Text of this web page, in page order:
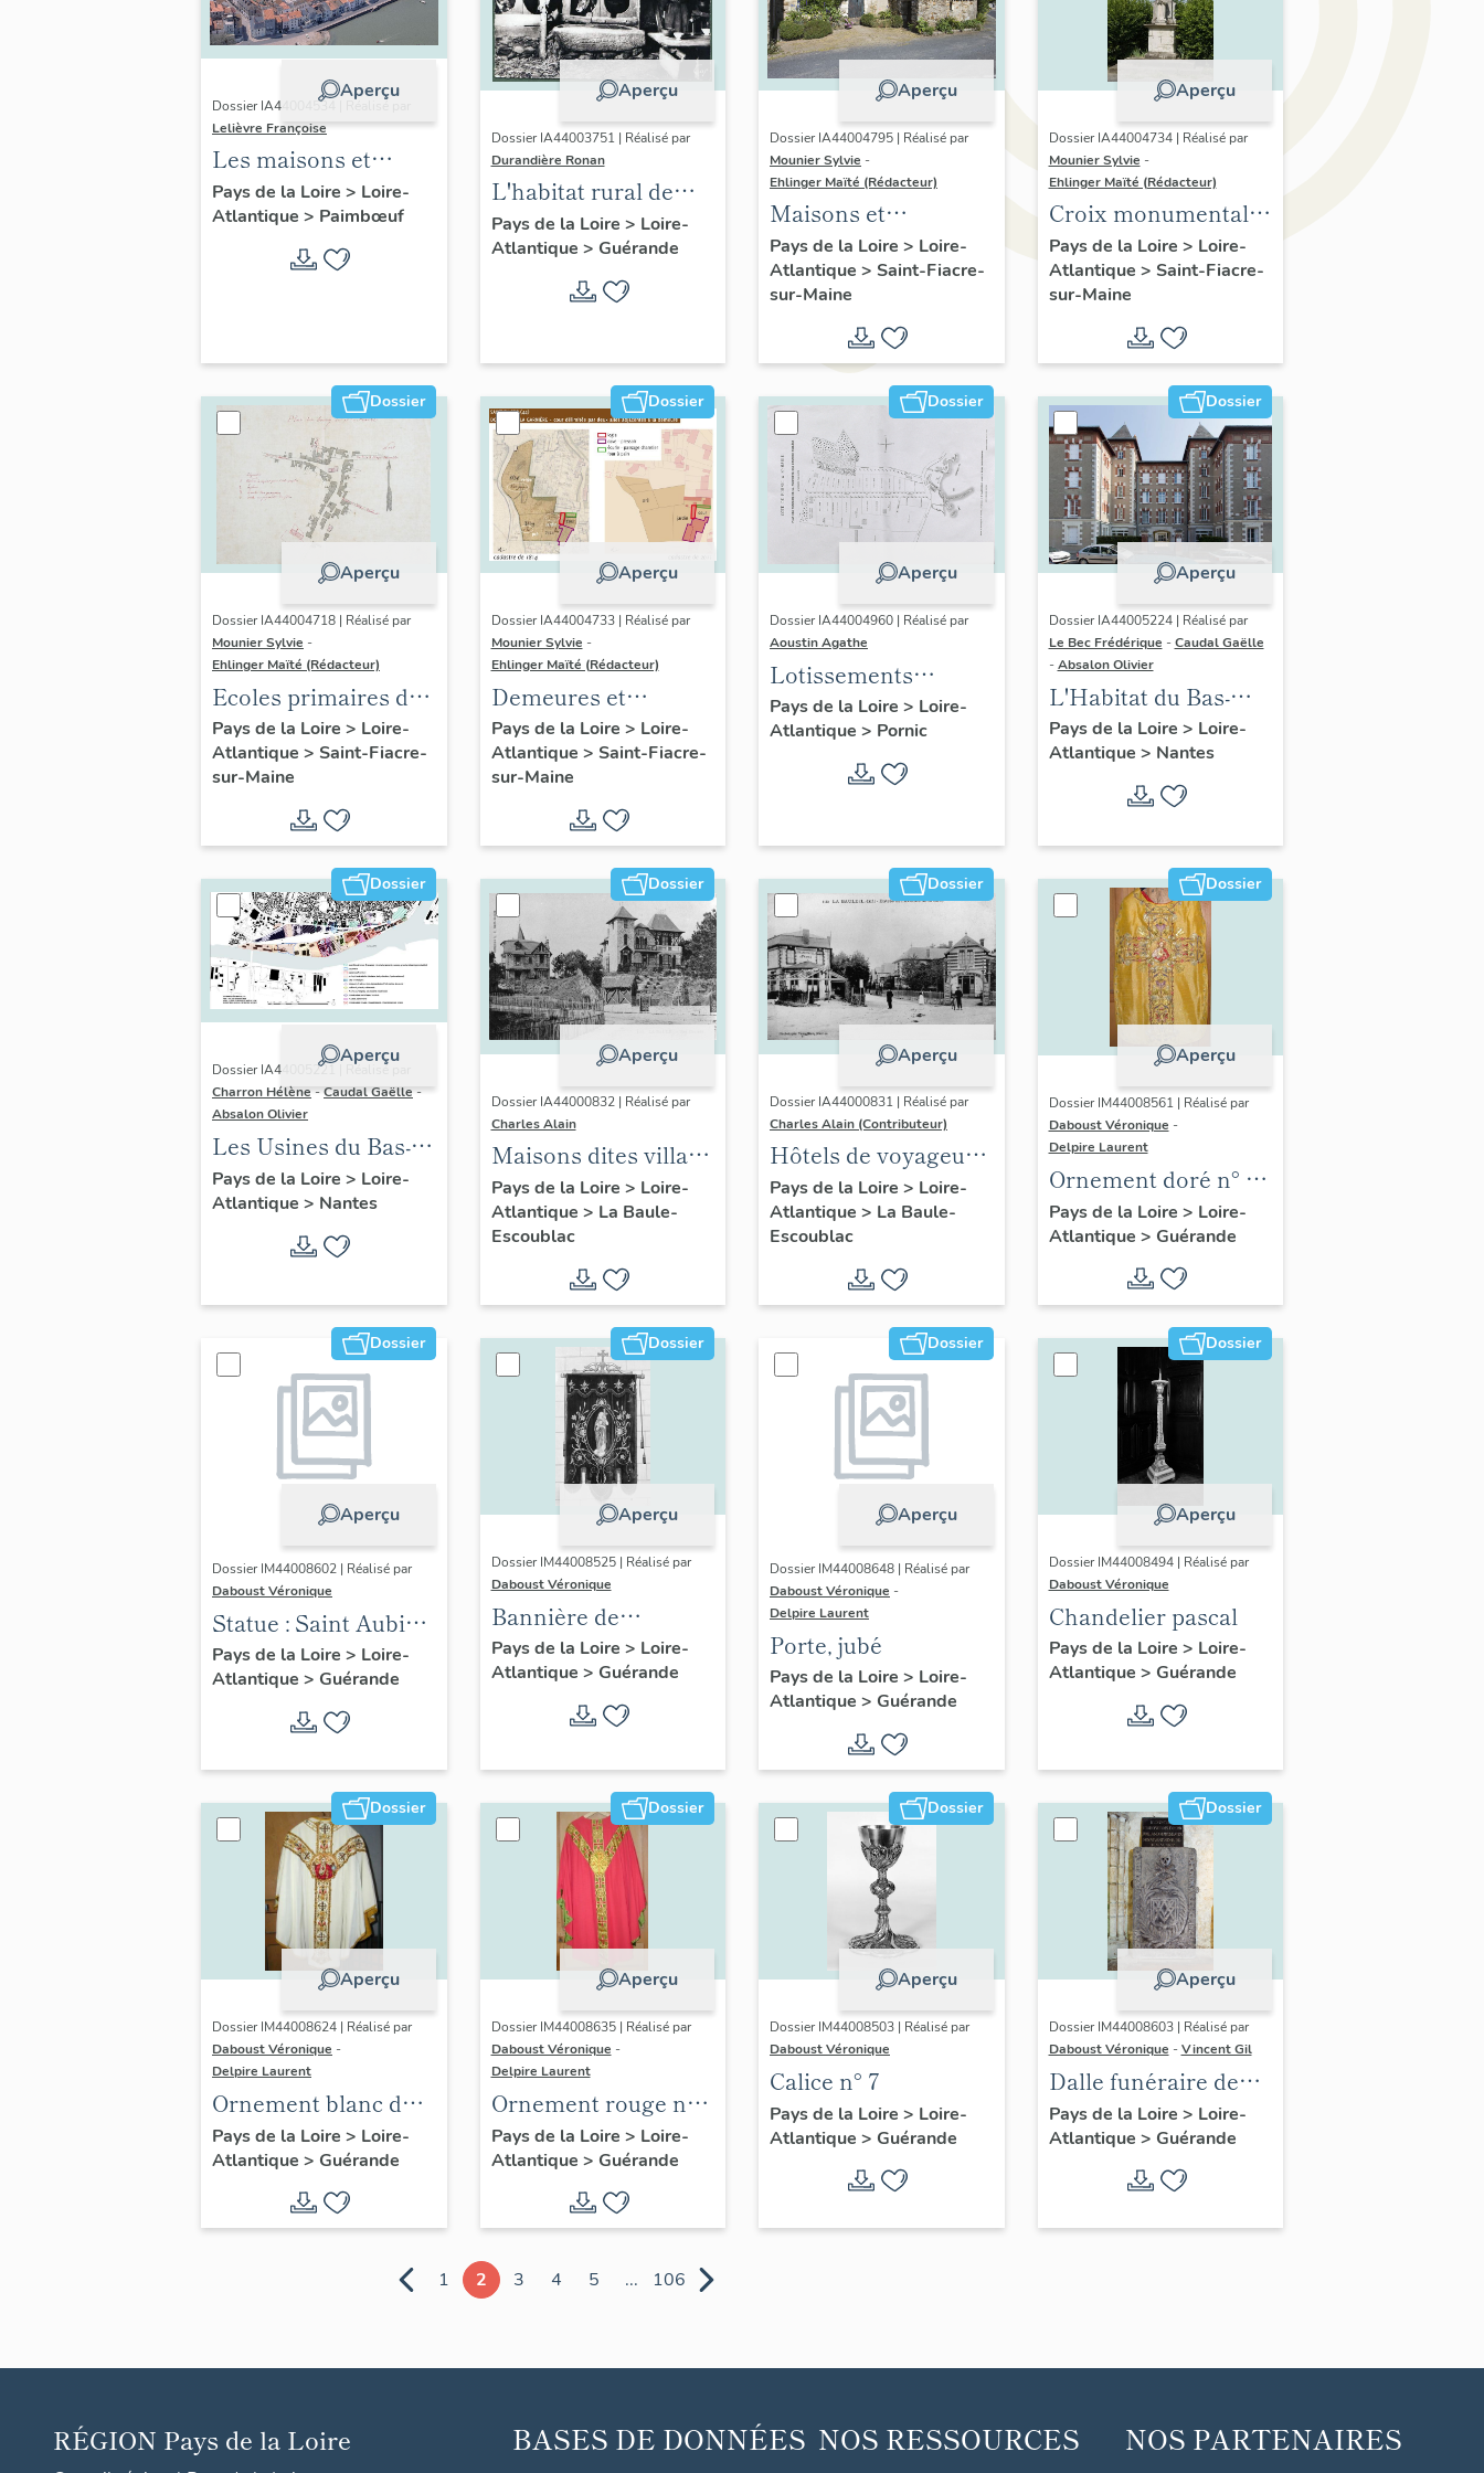
Aperçu
Dossier IA44004534 | Réalisé par
Lelièvre Françoise
Les maisons et
immeubles de la
commune de
Paimbœuf
Pays de la Loire > Loire-
Atlantique > Paimbœuf
Aperçu
Dossier IA44003751 | Réalisé par
Durandière Ronan
L'habitat rural de
Guérande
Pays de la Loire > Loire-
Atlantique > Guérande
Aperçu
Dossier IA44004795 | Réalisé par
Mounier Sylvie -
Ehlinger Maïté (Rédacteur)
Maisons et
dépendances rurales
de la commune de
Saint-Fiacre-sur-
Pays de la Loire > Loire-
Atlantique > Saint-Fiacre-
sur-Maine
Aperçu
Dossier IA44004734 | Réalisé par
Mounier Sylvie -
Ehlinger Maïté (Rédacteur)
Croix monumentales
de la commune de
Saint-Fiacre
Pays de la Loire > Loire-
Atlantique > Saint-Fiacre-
sur-Maine
Dossier
Aperçu
Dossier IA44004718 | Réalisé par
Mounier Sylvie -
Ehlinger Maïté (Rédacteur)
Ecoles primaires de
la commune de
Saint-Fiacre-sur-
Maine
Pays de la Loire > Loire-
Atlantique > Saint-Fiacre-
sur-Maine
Dossier
Aperçu
Dossier IA44004733 | Réalisé par
Mounier Sylvie -
Ehlinger Maïté (Rédacteur)
Demeures et
domaines vinicoles
de la commune de
Saint-Fiacre
Pays de la Loire > Loire-
Atlantique > Saint-Fiacre-
sur-Maine
Dossier
Aperçu
Dossier IA44004960 | Réalisé par
Aoustin Agathe
Lotissements
concertés de la Côte
de Jade
Pays de la Loire > Loire-
Atlantique > Pornic
Dossier
Aperçu
Dossier IA44005224 | Réalisé par
Le Bec Frédérique -Caudal Gaëlle
-Absalon Olivier
L'Habitat du Bas-
Chantenay, Nantes
Pays de la Loire > Loire-
Atlantique > Nantes
Dossier
Aperçu
Dossier IA44005221 | Réalisé par
Charron Hélène-Caudal Gaëlle-
Absalon Olivier
Les Usines du Bas-
Chantenay
Pays de la Loire > Loire-
Atlantique > Nantes
Dossier
Aperçu
Dossier IA44000832 | Réalisé par
Charles Alain
Maisons dites villas
balnéaires et
immeubles à
logements de la
commune de La
Baule-Escoublac
Pays de la Loire > Loire-
Atlantique > La Baule-
Escoublac
Dossier
Aperçu
Dossier IA44000831 | Réalisé par
Charles Alain (Contributeur)
Hôtels de voyageurs
de la commune de
La Baule-Escoublac
Pays de la Loire > Loire-
Atlantique > La Baule-
Escoublac
Dossier
Aperçu
Dossier IM44008561 | Réalisé par
Daboust Véronique -
Delpire Laurent
Ornement doré n° 5 :
chasuble, étole,
manipule, voile de
calice, bourse de
corporal
Pays de la Loire > Loire-
Atlantique > Guérande
Dossier
Aperçu
Dossier IM44008602 | Réalisé par
Daboust Véronique
Statue : Saint Aubin
n° 2
Pays de la Loire > Loire-
Atlantique > Guérande
Dossier
Aperçu
Dossier IM44008525 | Réalisé par
Daboust Véronique
Bannière de
procession
Pays de la Loire > Loire-
Atlantique > Guérande
Dossier
Aperçu
Dossier IM44008648 | Réalisé par
Daboust Véronique -
Delpire Laurent
Porte, jubé
Pays de la Loire > Loire-
Atlantique > Guérande
Dossier
Aperçu
Dossier IM44008494 | Réalisé par
Daboust Véronique
Chandelier pascal
Pays de la Loire > Loire-
Atlantique > Guérande
Dossier
Aperçu
Dossier IM44008624 | Réalisé par
Daboust Véronique -
Delpire Laurent
Ornement blanc du
Sacré-Cœur :
chasuble
Pays de la Loire > Loire-
Atlantique > Guérande
Dossier
Aperçu
Dossier IM44008635 | Réalisé par
Daboust Véronique -
Delpire Laurent
Ornement rouge n°
16 : chasuble
Pays de la Loire > Loire-
Atlantique > Guérande
Dossier
Aperçu
Dossier IM44008503 | Réalisé par
Daboust Véronique
Calice n° 7
Pays de la Loire > Loire-
Atlantique > Guérande
Dossier
Aperçu
Dossier IM44008603 | Réalisé par
Daboust Véronique -Vincent Gil
Dalle funéraire de
Rolland Martineau
Pays de la Loire > Loire-
Atlantique > Guérande
1 2 3 4 5 ... 106
RÉGION Pays de la Loire BASES DE DONNÉES NOS RESSOURCES NOS PARTENAIRES